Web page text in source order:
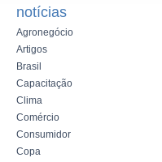
notícias
Agronegócio
Artigos
Brasil
Capacitação
Clima
Comércio
Consumidor
Copa